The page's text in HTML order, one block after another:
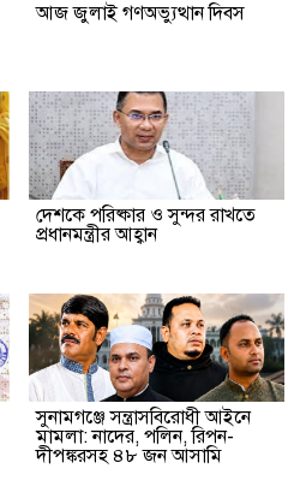
আজ জুলাই গণঅভ্যুত্থান দিবস
দেশকে পরিষ্কার ও সুন্দর রাখতে
প্রধানমন্ত্রীর আহ্বান
‎সুনামগঞ্জে সন্ত্রাসবিরোধী আইনে
মামলা: নাদের, পলিন, রিপন-
দীপঙ্করসহ ৪৮ জন আসামি